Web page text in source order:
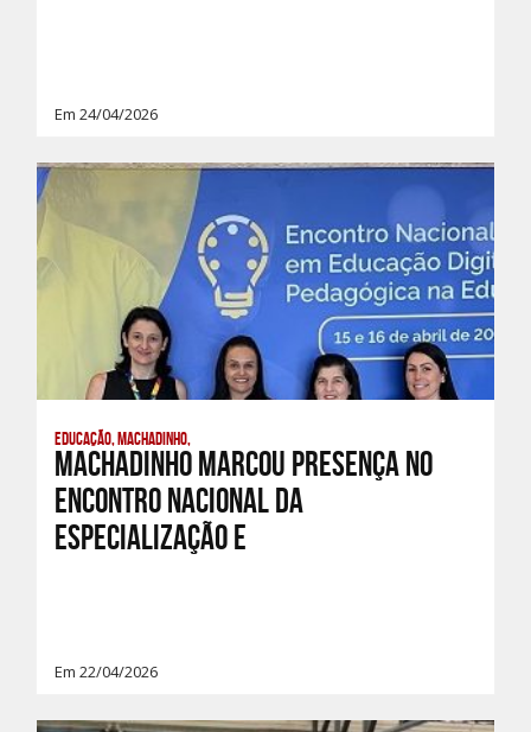
Em 24/04/2026
Educação, Machadinho,
Machadinho marcou presença no
Encontro Nacional da
Especialização e
Em 22/04/2026